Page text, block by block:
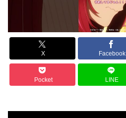
X Facebook
Pocket LINE